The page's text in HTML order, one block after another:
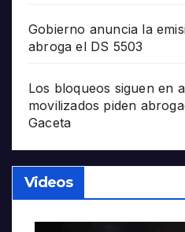
Gobierno anuncia la
abroga el DS 5503
Los bloqueos siguen en
movilizados piden
Gaceta
Videos